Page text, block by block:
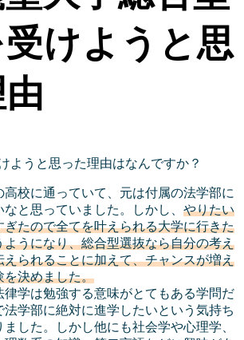
けようと思
ようと思った理由はなんですか？
高校に通っていて、元は付属の法学部に
と思っていました。しかし、 やりたい
ぎたので全てを叶えられる大学に行きた
ようになり、総合型選抜なら自分の考え
えられることに加えて、チャンスが増え
を決めました。
律学は勉強する意味がとてもある学問だ
法学部に絶対に進学したいという気持ち
ました。しかし他にも社会学や心理学、